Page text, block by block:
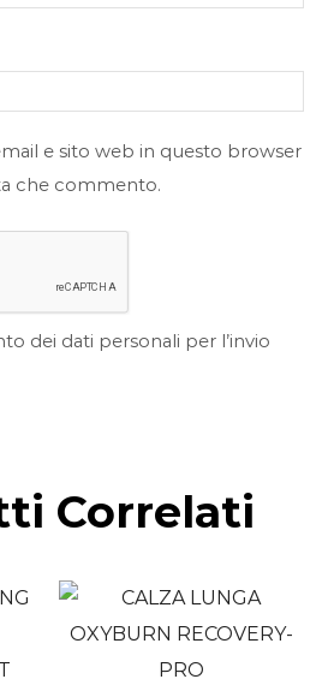
e sito web in questo browser
che commento.
dei dati personali per l’invio
Correlati